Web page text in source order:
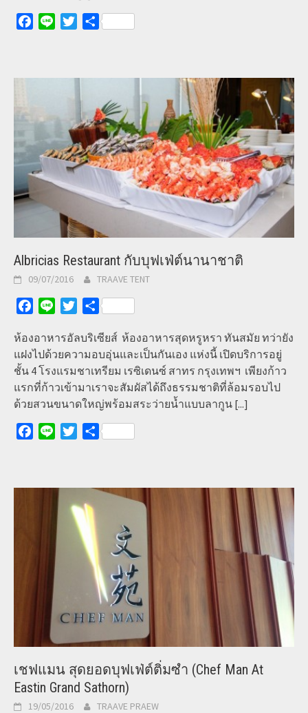
Facebook
Line TwitterShare
Albricias Restaurant กับบุฟเฟ่ต์นานาชาติ
09/07/2016 TRAAVE TENT
Facebook
Line TwitterShare
ห้องอาหารอัลบริเซียส์ ห้องอาหารสุดหรูหรา ทันสมัย ทว่ายัง
แฝงไปด้วยความอบอุ่นและเป็นกันเอง แห่งนี้ เปิดบริการอยู่
ชั้น 4 โรงแรมชาเทรียม เรซิเดนซ์ สาทร กรุงเทพฯ เพียงก้าว
แรกที่ก้าวเข้ามาเราจะสัมผัสได้ถึงธรรมชาติที่ล้อมรอบไป
ด้วยสวนขนาดใหญ่พร้อมสระว่ายน้ำแบบลากูน [...]
Facebook
Line TwitterShare
เชฟแมน สุดยอดบุฟเฟ่ต์ติ่มซำ (Chef Man At
Eastin Grand Sathorn)
19/05/2016 TRAAVE PRAEW